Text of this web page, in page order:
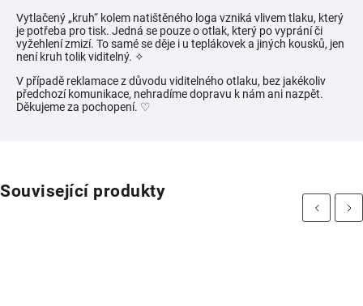
Vytlačený „kruh“ kolem natištěného loga vzniká vlivem tlaku, který
je potřeba pro tisk. Jedná se pouze o otlak, který po vyprání či
vyžehlení zmizí. To samé se děje i u teplákovek a jiných kousků, jen
není kruh tolik viditelný. ✧
V případě reklamace z důvodu viditelného otlaku, bez jakékoliv
předchozí komunikace, nehradíme dopravu k nám ani nazpět.
Děkujeme za pochopení. ♡
Související produkty
Previous Next